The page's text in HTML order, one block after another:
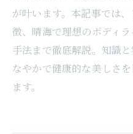
が叶います。本記事では
徴、晴海で理想のボディ
手法まで徹底解説。知識
なやかで健康的な美しさ
ます。